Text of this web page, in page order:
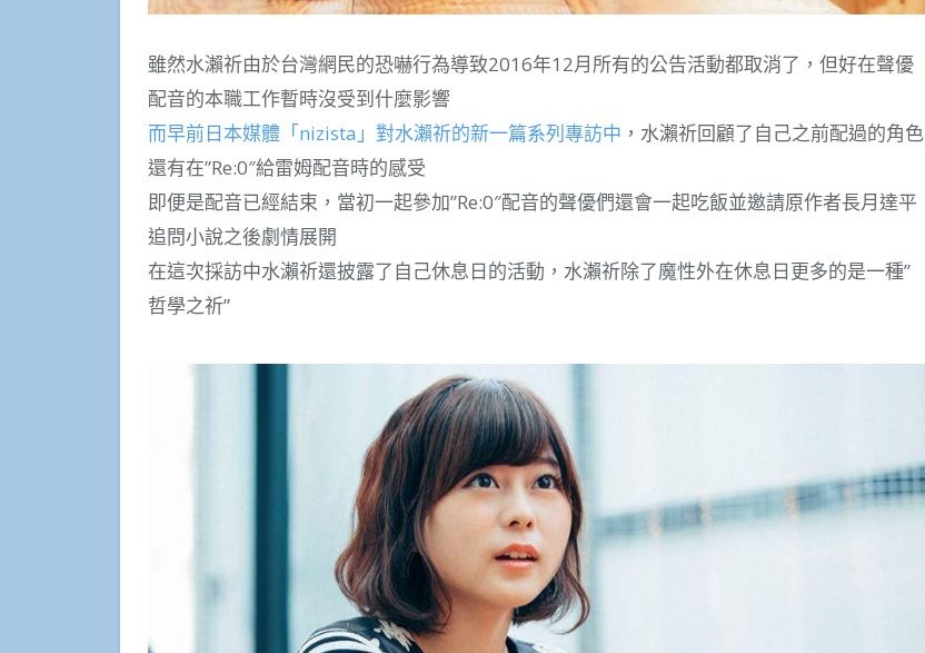
雖然水瀨祈由於台灣網民的恐嚇行為導致2016年12月所有的公告活動都取消了，但好在聲優
配音的本職工作暫時沒受到什麼影響
而早前日本媒體「nizista」對水瀨祈的新一篇系列專訪中 ，水瀨祈回顧了自己之前配過的角色
還有在”Re:0″給雷姆配音時的感受
即便是配音已經結束，當初一起參加”Re:0″配音的聲優們還會一起吃飯並邀請原作者長月達平
追問小說之後劇情展開
在這次採訪中水瀨祈還披露了自己休息日的活動，水瀨祈除了魔性外在休息日更多的是一種”
哲學之祈”